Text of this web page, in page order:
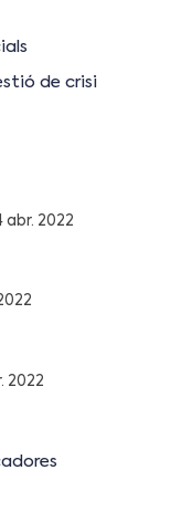
de crisi
abr. 2022
2022